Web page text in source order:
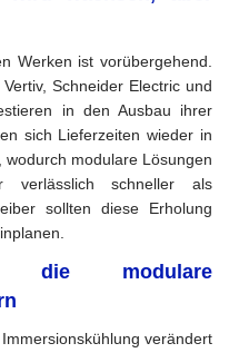
Werken ist vorübergehend.
Schneider Electric und
in den Ausbau ihrer
sich Lieferzeiten wieder in
modulare Lösungen
verlässlich schneller als
sollten diese Erholung
die modulare
verändert